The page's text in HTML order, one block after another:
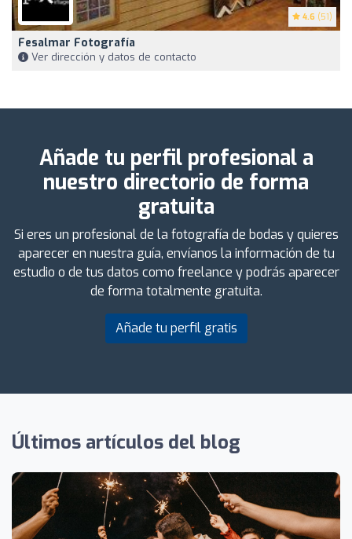
4.6 (51)
Fesalmar Fotografía
Ver dirección y datos de contacto
Añade tu perfil profesional a
nuestro directorio de forma
gratuita
Si eres un profesional de la fotografía de bodas y quieres
aparecer en nuestra guía, envíanos la información de tu
estudio o de tus datos como freelance y podrás aparecer
de forma totalmente gratuita.
Añade tu perfil gratis
Últimos artículos del blog